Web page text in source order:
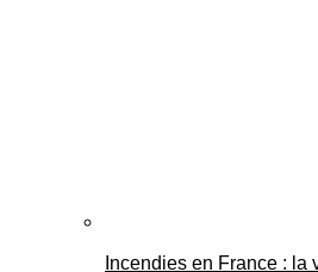
Incendies en France :